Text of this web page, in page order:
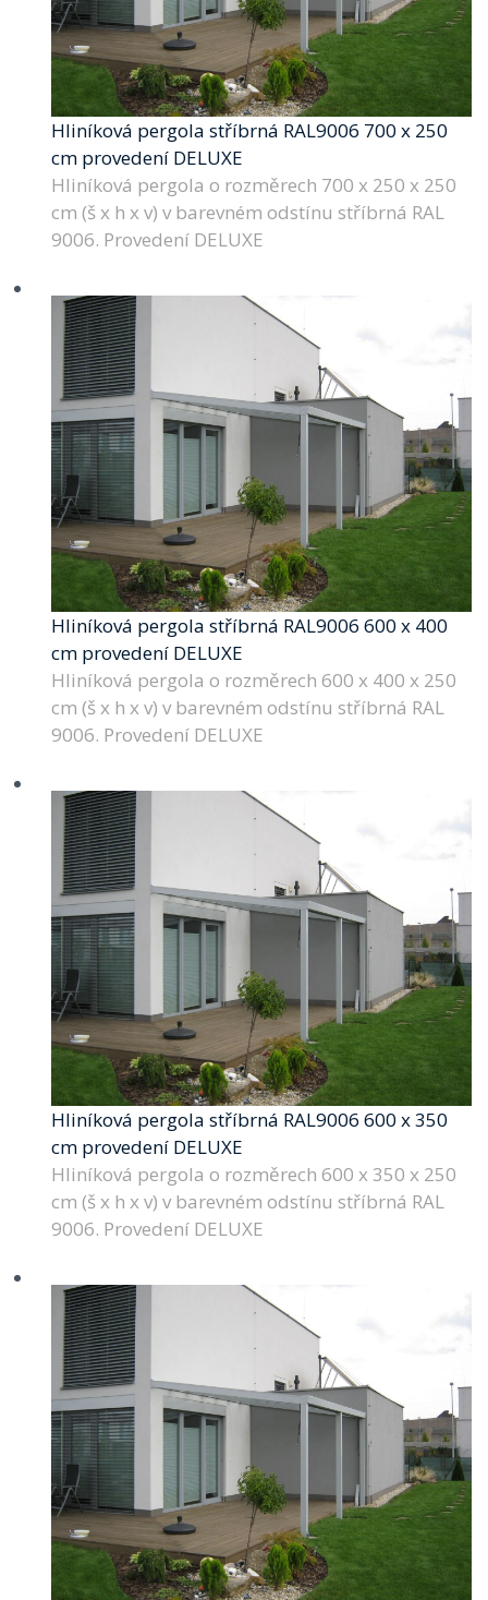
Hliníková pergola stříbrná RAL9006 700 x 250
cm provedení DELUXE
Hliníková pergola o rozměrech 700 x 250 x 250
cm (š x h x v) v barevném odstínu stříbrná RAL
9006. Provedení DELUXE
Hliníková pergola stříbrná RAL9006 600 x 400
cm provedení DELUXE
Hliníková pergola o rozměrech 600 x 400 x 250
cm (š x h x v) v barevném odstínu stříbrná RAL
9006. Provedení DELUXE
Hliníková pergola stříbrná RAL9006 600 x 350
cm provedení DELUXE
Hliníková pergola o rozměrech 600 x 350 x 250
cm (š x h x v) v barevném odstínu stříbrná RAL
9006. Provedení DELUXE